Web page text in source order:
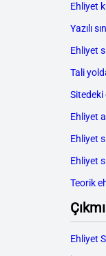
Ehliyet
Yazılı
Ehliyet
Tali
Sitedeki
Ehliyet
Ehliyet
Ehliyet
Teorik
Ehliyet